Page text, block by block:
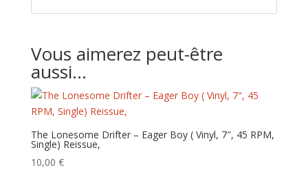
Vous aimerez peut-être
aussi…
The Lonesome Drifter – Eager Boy ( Vinyl, 7″, 45 RPM,
Single) Reissue,
10,00 €